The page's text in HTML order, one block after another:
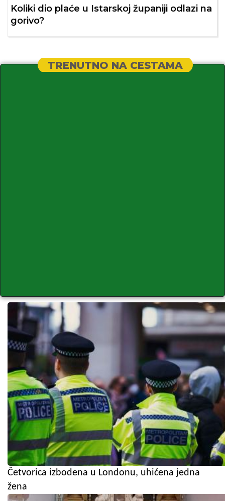
Koliki dio plaće u Istarskoj županiji odlazi na
gorivo?
TRENUTNO NA CESTAMA
Četvorica izbodena u Londonu, uhićena jedna
žena